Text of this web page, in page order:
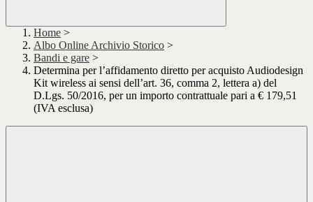
Home >
Albo Online Archivio Storico >
Bandi e gare >
Determina per l’affidamento diretto per acquisto Audiodesign
Kit wireless ai sensi dell’art. 36, comma 2, lettera a) del
D.Lgs. 50/2016, per un importo contrattuale pari a € 179,51
(IVA esclusa)